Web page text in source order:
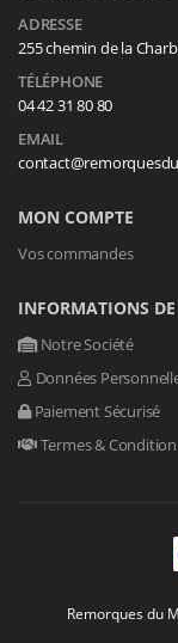
ADRESSE
255 chemin de la
TÉLÉPHONE
04 42 31 80 80
EMAIL
MON COMPTE
Vos commandes
INFORMATIONS DE
Notre Société
Données
Paiement Sécurisé
Termes & Condition
Remorques du